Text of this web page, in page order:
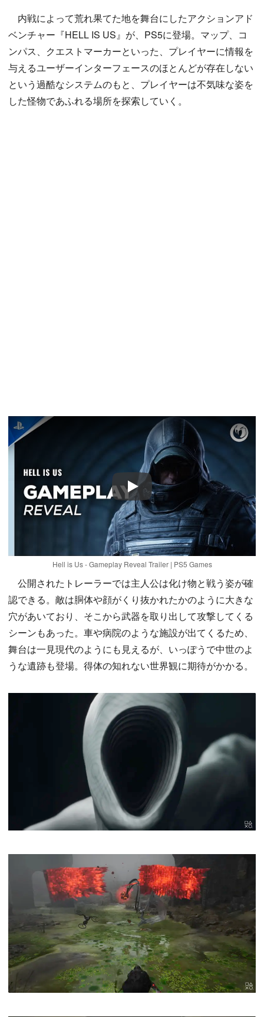
内戦によって荒れ果てた地を舞台にしたアクションアド
ベンチャー『HELL IS US』が、PS5に登場。マップ、コ
ンパス、クエストマーカーといった、プレイヤーに情報を
与えるユーザーインターフェースのほとんどが存在しない
という過酷なシステムのもと、プレイヤーは不気味な姿を
した怪物であふれる場所を探索していく。
Play
Hell is Us - Gameplay Reveal Trailer | PS5 Games
公開されたトレーラーでは主人公は化け物と戦う姿が確
認できる。敵は胴体や顔がくり抜かれたかのように大きな
穴があいており、そこから武器を取り出して攻撃してくる
シーンもあった。車や病院のような施設が出てくるため、
舞台は一見現代のようにも見えるが、いっぽうで中世のよ
うな遺跡も登場。得体の知れない世界観に期待がかかる。